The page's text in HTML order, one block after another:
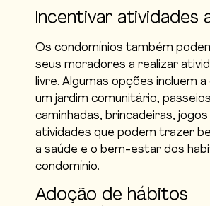
Incentivar atividades
Os condomínios também
seus moradores a realizar
livre. Algumas opções incluem
um jardim comunitário,
caminhadas, brincadeiras,
atividades que podem trazer
a saúde e o bem-estar dos
condomínio.
Adoção de hábitos